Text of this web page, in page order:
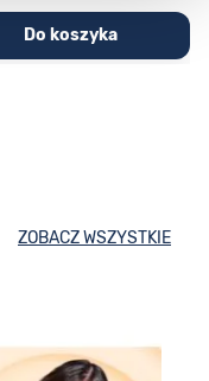
Do koszyka
ZOBACZ WSZYSTKIE